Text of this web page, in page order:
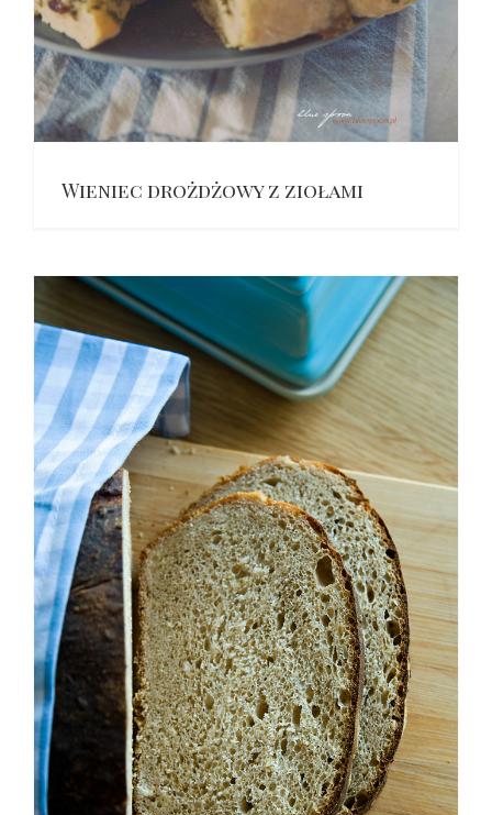
Wieniec drożdżowy z ziołami